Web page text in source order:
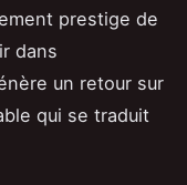
prestige de
dans
un retour sur
qui se traduit